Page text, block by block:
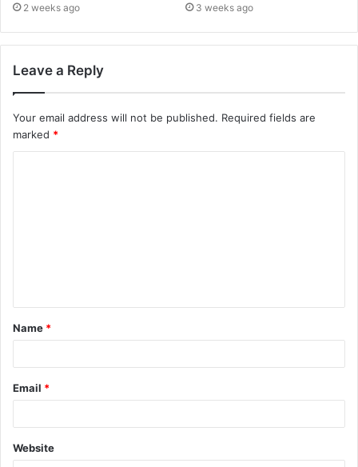
2 weeks ago 3 weeks ago
Leave a Reply
Your email address will not be published. Required fields are
marked *
Name *
Email *
Website